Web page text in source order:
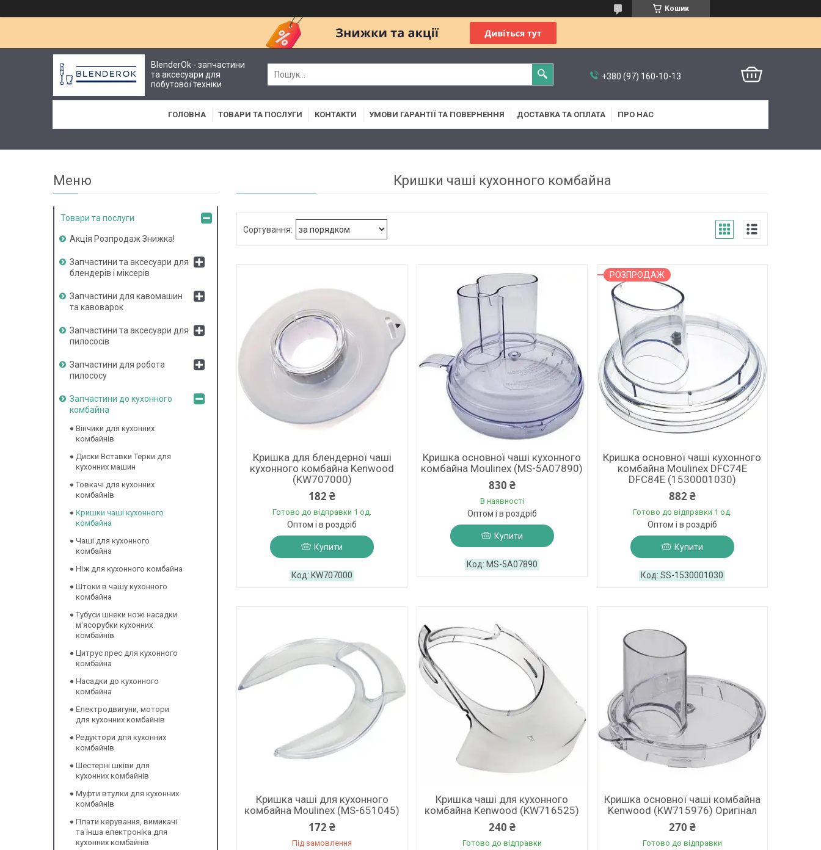
Кошик
BlenderOk - запчастини
та аксесуари для
побутової техніки
+380 (97) 160-10-13
ГОЛОВНА ТОВАРИ ТА ПОСЛУГИ КОНТАКТИ УМОВИ ГАРАНТІЇ ТА ПОВЕРНЕННЯ ДОСТАВКА ТА ОПЛАТА ПРО НАС
Кришки чаші кухонного комбайна
Кришка для блендерної чаші
кухонного комбайна Kenwood
(KW707000)
182 ₴
Готово до відправки 1 од.
Оптом і в роздріб
Купити
KW707000
Кришка основної чаші кухонного
комбайна Moulinex (MS-5A07890)
830 ₴
В наявності
Оптом і в роздріб
Купити
MS-5A07890
РОЗПРОДАЖ
Кришка основної чаші кухонного
комбайна Moulinex DFC74E
DFC84E (1530001030)
882 ₴
Готово до відправки 1 од.
Оптом і в роздріб
Купити
SS-1530001030
Кришка чаші для кухонного
комбайна Moulinex (MS-651045)
172 ₴
Під замовлення
Кришка чаші для кухонного
комбайна Kenwood (KW716525)
240 ₴
Готово до відправки
Кришка основної чаші комбайна
Kenwood (KW715976) Оригінал
270 ₴
Готово до відправки
Товари та послуги
Акція Розпродаж Знижка!
Запчастини та аксесуари для
блендерів і міксерів
Запчастини для кавомашин
та кавоварок
Запчастини та аксесуари для
пилососів
Запчастини для робота
пилососу
Запчастини до кухонного
комбайна
Вінчики для кухонних
комбайнів
Диски Вставки Терки для
кухонних машин
Товкачі для кухонних
комбайнів
Кришки чаші кухонного
комбайна
Чаші для кухонного
комбайна
Ніж для кухонного комбайна
Штоки в чашу кухонного
комбайна
Тубуси шнеки ножі насадки
м'ясорубки кухонних
комбайнів
Цитрус прес для кухонного
комбайна
Насадки до кухонного
комбайна
Електродвигуни, мотори
для кухонних комбайнів
Редуктори для кухонних
комбайнів
Шестерні шківи для
кухонних комбайнів
Муфти втулки для кухонних
комбайнів
Плати керування, вимикачі
та інша електроніка для
кухонних комбайнів